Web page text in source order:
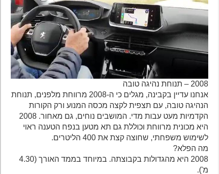
2008 – תנוחת נהיגה טובה
אנחנו עדיין בקבינה, מגלים כי ה-2008 מרווחת מלפנים, תנוחת
הנהיגה טובה, עם תצפית לקצה מכסה המנוע ורק הקורות
הקדמיות מעט עבות מדי. המושבים נוחים, גם מאחור. 2008
היא מכונית מרווחת וכוללת גם תא מטען בנפח הטענה ראוי
לשימוש משפחתי, שחוצה קצת את 400 הליטרים.
מה הפלא?
2008 היא מהגדולות בקבוצתה. במיוחד בממד האורך (4.30
מ').